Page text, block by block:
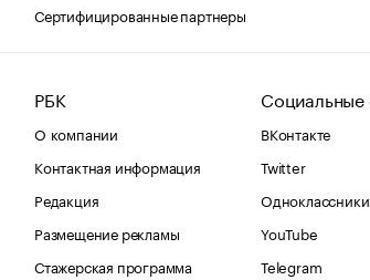
Сертифицированные партнеры
РБК
О компании
Контактная информация
Редакция
Размещение рекламы
Стажерская программа
Социальные
ВКонтакте
Twitter
Одноклассники
YouTube
Telegram